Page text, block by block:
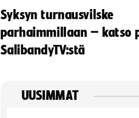
Syksyn turnausvilske
parhaimmillaan – katso
SalibandyTV:stä
UUSIMMAT